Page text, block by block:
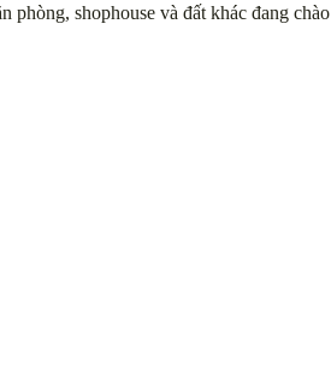
phòng, shophouse và đất khác đang chào